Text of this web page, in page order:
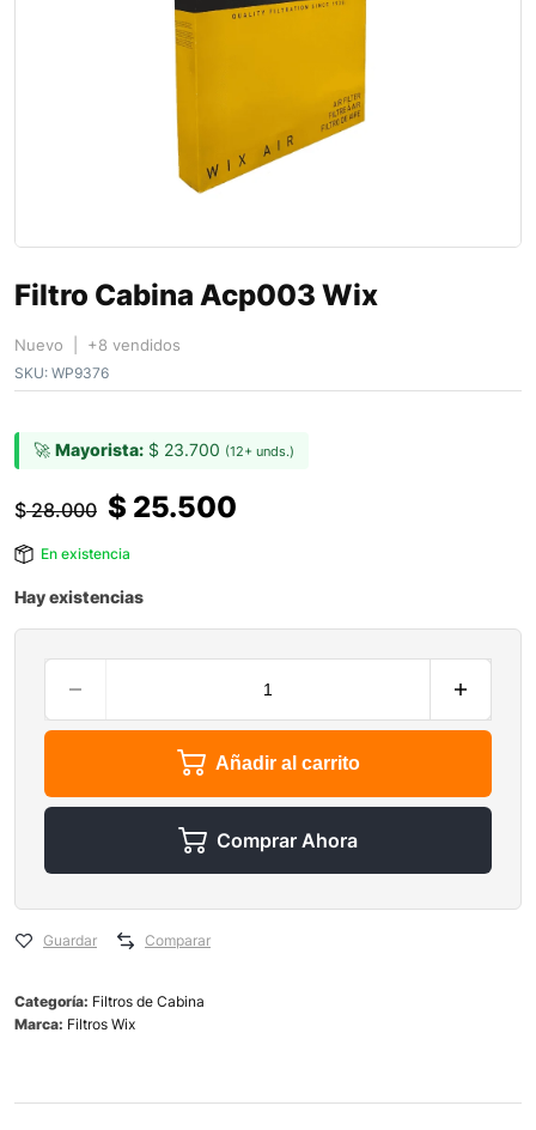
Filtro Cabina Acp003 Wix
Nuevo | +8 vendidos
SKU: WP9376
🚀 Mayorista: $ 23.700 (12+ unds.)
$28.000 $ 25.500
En existencia
Hay existencias
Añadir al carrito
Comprar Ahora
Guardar Comparar
Categoría: Filtros de Cabina
Marca: Filtros Wix